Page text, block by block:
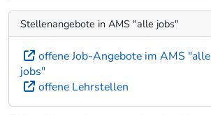
Stellenangebote in AMS "alle jobs"
offene Job-Angebote im AMS "alle
jobs"
offene Lehrstellen